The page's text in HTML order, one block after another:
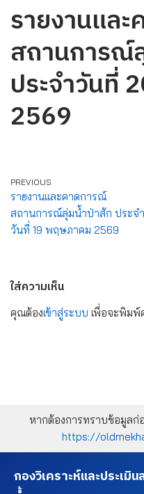
รายงานแล
สถานการณ์
ประจำวันที่
2569
PREVIOUS
รายงานและคาดการณ์
สถานการณ์ลุ่มน้ำป่าสัก ประจำ
วันที่ 19 พฤษภาคม 2569
ใส่ความเห็น
คุณต้องเข้าสู่ระบบ เพื่อจะพิมพ์
หากต้องการทราบข้อมูลก่
https://
กองวิเคราะห์และประเ